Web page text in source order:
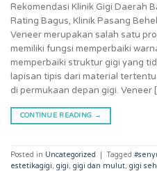
Rekomendasi Klinik Gigi Daerah
Rating Bagus, Klinik Pasang
Veneer merupakan salah satu
memiliki fungsi memperbaiki
memperbaiki struktur gigi yang
lapisan tipis dari material
di permukaan depan gigi. Veneer
CONTINUE READING →
Posted in Uncategorized | Tagged
estetikagigi, gigi, gigi dan mulut, gigi